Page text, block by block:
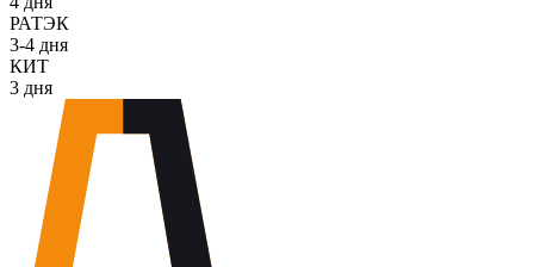
РАТЭК
3-4 дня
КИТ
3 дня